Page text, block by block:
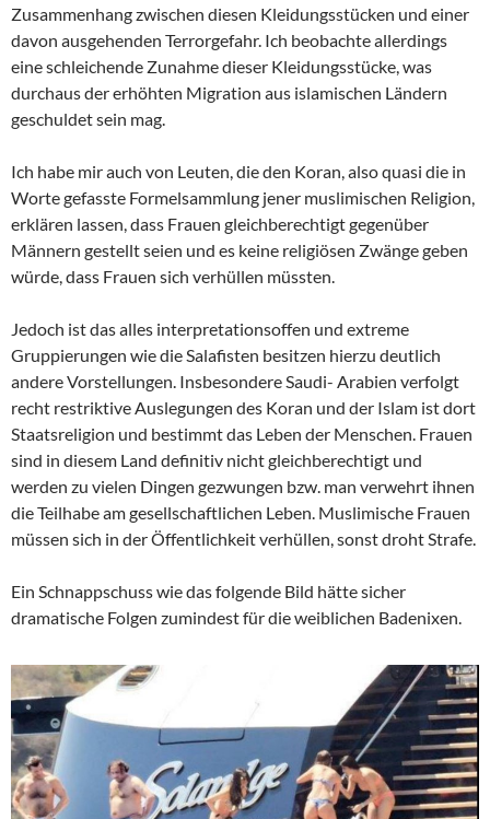
Zusammenhang zwischen diesen Kleidungsstücken und einer
davon ausgehenden Terrorgefahr. Ich beobachte allerdings
eine schleichende Zunahme dieser Kleidungsstücke, was
durchaus der erhöhten Migration aus islamischen Ländern
geschuldet sein mag.
Ich habe mir auch von Leuten, die den Koran, also quasi die in
Worte gefasste Formelsammlung jener muslimischen Religion,
erklären lassen, dass Frauen gleichberechtigt gegenüber
Männern gestellt seien und es keine religiösen Zwänge geben
würde, dass Frauen sich verhüllen müssten.
Jedoch ist das alles interpretationsoffen und extreme
Gruppierungen wie die Salafisten besitzen hierzu deutlich
andere Vorstellungen. Insbesondere Saudi- Arabien verfolgt
recht restriktive Auslegungen des Koran und der Islam ist dort
Staatsreligion und bestimmt das Leben der Menschen. Frauen
sind in diesem Land definitiv nicht gleichberechtigt und
werden zu vielen Dingen gezwungen bzw. man verwehrt ihnen
die Teilhabe am gesellschaftlichen Leben. Muslimische Frauen
müssen sich in der Öffentlichkeit verhüllen, sonst droht Strafe.
Ein Schnappschuss wie das folgende Bild hätte sicher
dramatische Folgen zumindest für die weiblichen Badenixen.